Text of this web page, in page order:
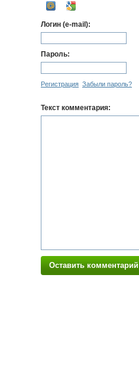
Логин (e-mail):
Пароль:
Регистрация Забыли пароль?
Текст комментария:
Оставить комментарий